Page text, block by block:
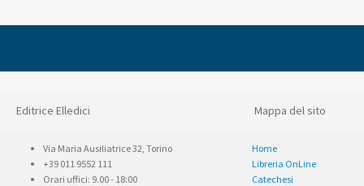
Editrice Elledici Mappa del sito
Via Maria Ausiliatrice 32, Torino
+39 011 9552 111
Orari uffici: 9.00 - 18:00
Home
Libreria OnLine
Catechesi